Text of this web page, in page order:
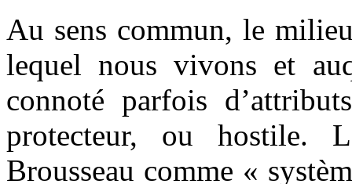
Au sens commun, le
lequel nous vivons et
connoté parfois
protecteur, ou hostile.
Brousseau comme «